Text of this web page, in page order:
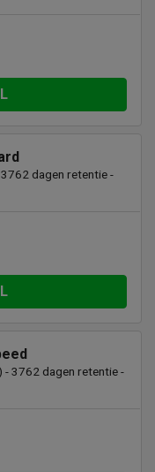
dagen retentie -
3762 dagen retentie -